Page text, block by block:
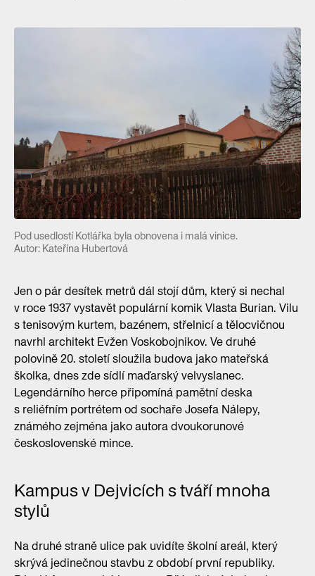
Pod usedlostí Kotlářka byla obnovena i malá vinice.
Autor: Kateřina Hubertová
Jen o pár desítek metrů dál stojí dům, který si nechal
v roce 1937 vystavět populární komik Vlasta Burian. Vilu
s tenisovým kurtem, bazénem, střelnicí a tělocvičnou
navrhl architekt Evžen Voskobojnikov. Ve druhé
polovině 20. století sloužila budova jako mateřská
školka, dnes zde sídlí maďarský velvyslanec.
Legendárního herce připomíná pamětní deska
s reliéfním portrétem od sochaře Josefa Nálepy,
známého zejména jako autora dvoukorunové
československé mince.
Kampus v Dejvicích s tváří mnoha
stylů
Na druhé straně ulice pak uvidíte školní areál, který
skrývá jedinečnou stavbu z období první republiky.